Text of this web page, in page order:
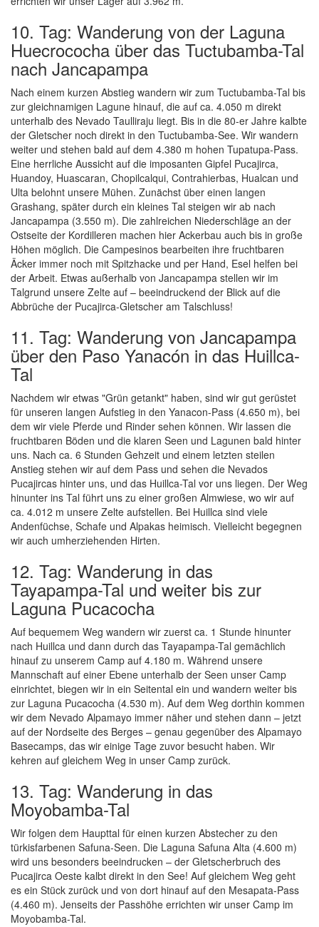
10. Tag: Wanderung von der Laguna
Huecrococha über das Tuctubamba-Tal
nach Jancapampa
Nach einem kurzen Abstieg wandern wir zum Tuctubamba-Tal bis
zur gleichnamigen Lagune hinauf, die auf ca. 4.050 m direkt
unterhalb des Nevado Taulliraju liegt. Bis in die 80-er Jahre kalbte
der Gletscher noch direkt in den Tuctubamba-See. Wir wandern
weiter und stehen bald auf dem 4.380 m hohen Tupatupa-Pass.
Eine herrliche Aussicht auf die imposanten Gipfel Pucajirca,
Huandoy, Huascaran, Chopilcalqui, Contrahierbas, Hualcan und
Ulta belohnt unsere Mühen. Zunächst über einen langen
Grashang, später durch ein kleines Tal steigen wir ab nach
Jancapampa (3.550 m). Die zahlreichen Niederschläge an der
Ostseite der Kordilleren machen hier Ackerbau auch bis in große
Höhen möglich. Die Campesinos bearbeiten ihre fruchtbaren
Äcker immer noch mit Spitzhacke und per Hand, Esel helfen bei
der Arbeit. Etwas außerhalb von Jancapampa stellen wir im
Talgrund unsere Zelte auf – beeindruckend der Blick auf die
Abbrüche der Pucajirca-Gletscher am Talschluss!
11. Tag: Wanderung von Jancapampa
über den Paso Yanacón in das Huillca-
Tal
Nachdem wir etwas "Grün getankt" haben, sind wir gut gerüstet
für unseren langen Aufstieg in den Yanacon-Pass (4.650 m), bei
dem wir viele Pferde und Rinder sehen können. Wir lassen die
fruchtbaren Böden und die klaren Seen und Lagunen bald hinter
uns. Nach ca. 6 Stunden Gehzeit und einem letzten steilen
Anstieg stehen wir auf dem Pass und sehen die Nevados
Pucajircas hinter uns, und das Huillca-Tal vor uns liegen. Der Weg
hinunter ins Tal führt uns zu einer großen Almwiese, wo wir auf
ca. 4.012 m unsere Zelte aufstellen. Bei Huillca sind viele
Andenfüchse, Schafe und Alpakas heimisch. Vielleicht begegnen
wir auch umherziehenden Hirten.
12. Tag: Wanderung in das
Tayapampa-Tal und weiter bis zur
Laguna Pucacocha
Auf bequemem Weg wandern wir zuerst ca. 1 Stunde hinunter
nach Huillca und dann durch das Tayapampa-Tal gemächlich
hinauf zu unserem Camp auf 4.180 m. Während unsere
Mannschaft auf einer Ebene unterhalb der Seen unser Camp
einrichtet, biegen wir in ein Seitental ein und wandern weiter bis
zur Laguna Pucacocha (4.530 m). Auf dem Weg dorthin kommen
wir dem Nevado Alpamayo immer näher und stehen dann – jetzt
auf der Nordseite des Berges – genau gegenüber des Alpamayo
Basecamps, das wir einige Tage zuvor besucht haben. Wir
kehren auf gleichem Weg in unser Camp zurück.
13. Tag: Wanderung in das
Moyobamba-Tal
Wir folgen dem Haupttal für einen kurzen Abstecher zu den
türkisfarbenen Safuna-Seen. Die Laguna Safuna Alta (4.600 m)
wird uns besonders beeindrucken – der Gletscherbruch des
Pucajirca Oeste kalbt direkt in den See! Auf gleichem Weg geht
es ein Stück zurück und von dort hinauf auf den Mesapata-Pass
(4.460 m). Jenseits der Passhöhe errichten wir unser Camp im
Moyobamba-Tal.